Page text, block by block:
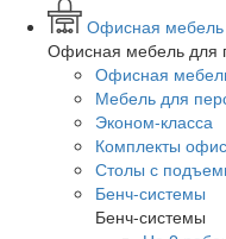
Офисная мебель
Офисная мебель для
Офисная
Мебель для
Эконом-класса
Комплекты
Столы с
Бенч-системы
Бенч-системы